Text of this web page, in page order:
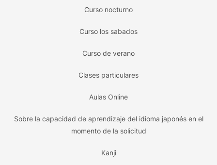
Curso nocturno
Curso los sabados
Curso de verano
Clases particulares
Aulas Online
Sobre la capacidad de aprendizaje del idioma japonés en el
momento de la solicitud
Kanji